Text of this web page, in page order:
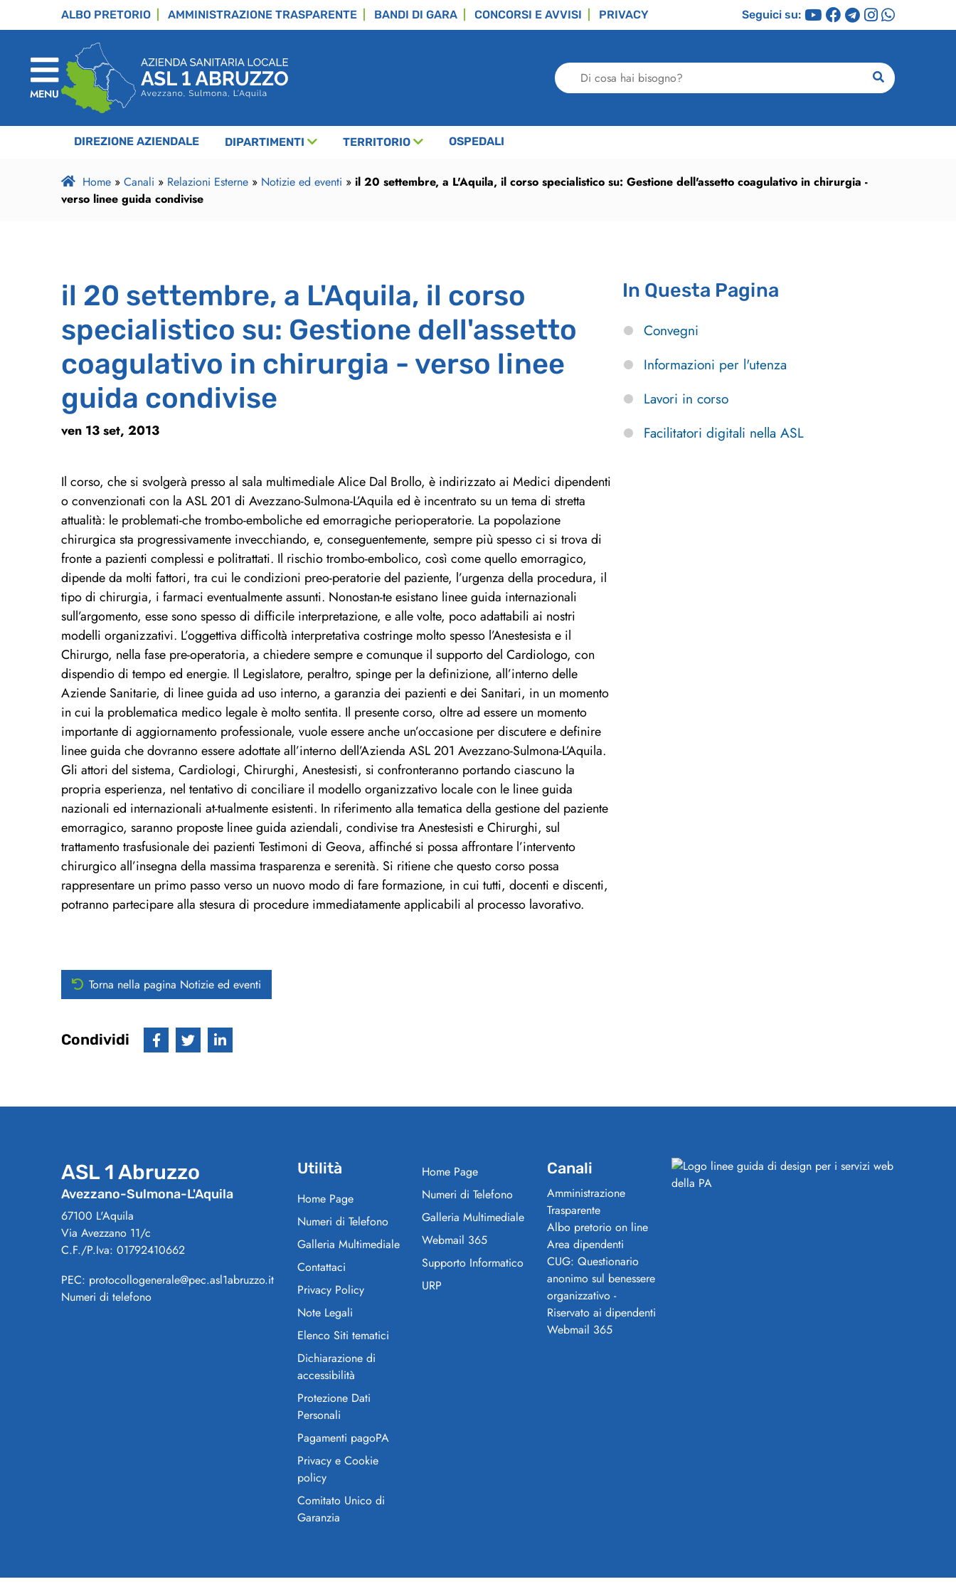
ALBO PRETORIO AMMINISTRAZIONE TRASPARENTE BANDI DI GARA CONCORSI E AVVISI PRIVACY Seguici su:
MENU
Di
cosa
bisogno?
ricerca
DIREZIONE AZIENDALE DIPARTIMENTI TERRITORIO OSPEDALI
Home» Canali » Relazioni Esterne» Notizie ed eventi » il 20 settembre, a L'Aquila, il corso specialistico su: Gestione dell'assetto coagulativo in chirurgia -
verso linee guida condivise
il 20 settembre, a L'Aquila, il corso
specialistico su: Gestione dell'assetto
coagulativo in chirurgia - verso linee
guida condivise
ven 13 set, 2013
Il corso, che si svolgerà presso al sala multimediale Alice Dal Brollo, è indirizzato ai Medici dipendenti
o convenzionati con la ASL 201 di Avezzano-Sulmona-L’Aquila ed è incentrato su un tema di stretta
attualità: le problemati-che trombo-emboliche ed emorragiche perioperatorie. La popolazione
chirurgica sta progressivamente invecchiando, e, conseguentemente, sempre più spesso ci si trova di
fronte a pazienti complessi e politrattati. Il rischio trombo-embolico, così come quello emorragico,
dipende da molti fattori, tra cui le condizioni preo-peratorie del paziente, l’urgenza della procedura, il
tipo di chirurgia, i farmaci eventualmente assunti. Nonostan-te esistano linee guida internazionali
sull’argomento, esse sono spesso di difficile interpretazione, e alle volte, poco adattabili ai nostri
modelli organizzativi. L’oggettiva difficoltà interpretativa costringe molto spesso l’Anestesista e il
Chirurgo, nella fase pre-operatoria, a chiedere sempre e comunque il supporto del Cardiologo, con
dispendio di tempo ed energie. Il Legislatore, peraltro, spinge per la definizione, all’interno delle
Aziende Sanitarie, di linee guida ad uso interno, a garanzia dei pazienti e dei Sanitari, in un momento
in cui la problematica medico legale è molto sentita. Il presente corso, oltre ad essere un momento
importante di aggiornamento professionale, vuole essere anche un’occasione per discutere e definire
linee guida che dovranno essere adottate all’interno dell’Azienda ASL 201 Avezzano-Sulmona-L’Aquila.
Gli attori del sistema, Cardiologi, Chirurghi, Anestesisti, si confronteranno portando ciascuno la
propria esperienza, nel tentativo di conciliare il modello organizzativo locale con le linee guida
nazionali ed internazionali at-tualmente esistenti. In riferimento alla tematica della gestione del paziente
emorragico, saranno proposte linee guida aziendali, condivise tra Anestesisti e Chirurghi, sul
trattamento trasfusionale dei pazienti Testimoni di Geova, affinché si possa affrontare l’intervento
chirurgico all’insegna della massima trasparenza e serenità. Si ritiene che questo corso possa
rappresentare un primo passo verso un nuovo modo di fare formazione, in cui tutti, docenti e discenti,
potranno partecipare alla stesura di procedure immediatamente applicabili al processo lavorativo.
Torna nella pagina Notizie ed eventi
Condividi
In Questa Pagina
Convegni
Informazioni per l'utenza
Lavori in corso
Facilitatori digitali nella ASL
ASL 1 Abruzzo
Avezzano-Sulmona-L'Aquila
67100 L'Aquila
Via Avezzano 11/c
C.F./P.Iva: 01792410662
PEC: protocollogenerale@pec.asl1abruzzo.it
Numeri di telefono
Utilità
Home Page
Numeri di Telefono
Galleria Multimediale
Contattaci
Privacy Policy
Note Legali
Elenco Siti tematici
Dichiarazione di
accessibilità
Protezione Dati
Personali
Pagamenti pagoPA
Privacy e Cookie
policy
Comitato Unico di
Garanzia
Home Page
Numeri di Telefono
Galleria Multimediale
Webmail 365
Supporto Informatico
URP
Canali
Amministrazione
Trasparente
Albo pretorio on line
Area dipendenti
CUG: Questionario
anonimo sul benessere
organizzativo -
Riservato ai dipendenti
Webmail 365